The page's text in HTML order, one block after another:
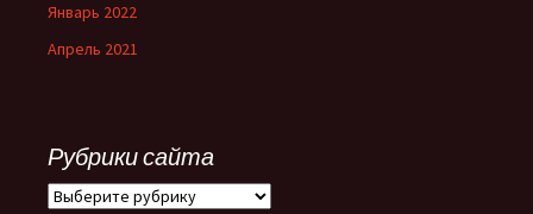
Январь 2022
Апрель 2021
Рубрики сайта
Рубрики